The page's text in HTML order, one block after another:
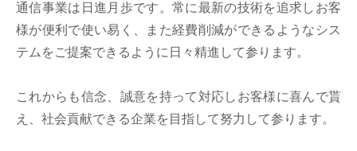
通信事業は日進月歩です。常に最新の技術を追求しお客
様が便利で使い易く、
また経費削減ができるようなシス
テムをご提案できるように日々精進して参ります。
これからも信念、誠意を持って対応しお客様に喜んで貰
え、 社会貢献できる企業を目指して努力して参ります。